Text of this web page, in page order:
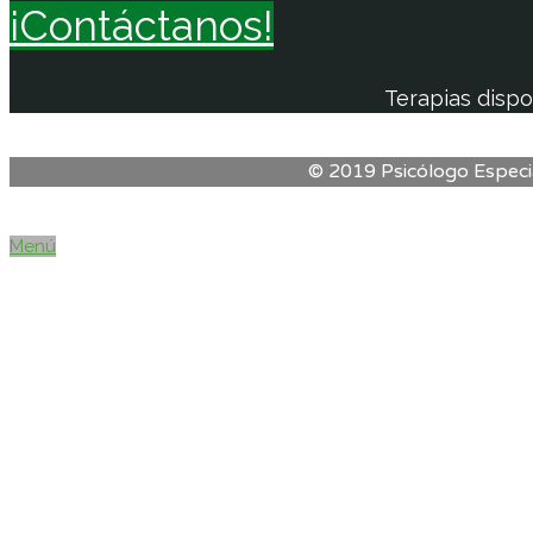
¡Contáctanos!
Terapias
© 2019 Psicólogo
Menú